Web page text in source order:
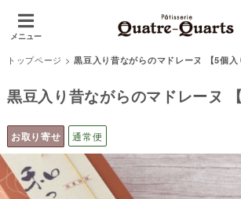
メニュー
トップページ >黒豆入り昔ながらのマドレーヌ 【5個入
黒豆入り昔ながらのマドレーヌ
お取り寄せ 通常便